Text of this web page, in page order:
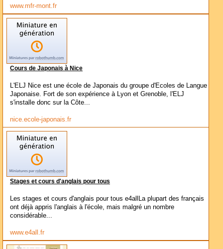
www.mfr-mont.fr
Cours de Japonais à Nice
L'ELJ Nice est une école de Japonais du groupe d'Ecoles de Langue
Japonaise. Fort de son expérience à Lyon et Grenoble, l'ELJ
s'installe donc sur la Côte...
nice.ecole-japonais.fr
Stages et cours d'anglais pour tous
Les stages et cours d'anglais pour tous e4allLa plupart des français
ont déjà appris l'anglais à l'école, mais malgré un nombre
considérable...
www.e4all.fr